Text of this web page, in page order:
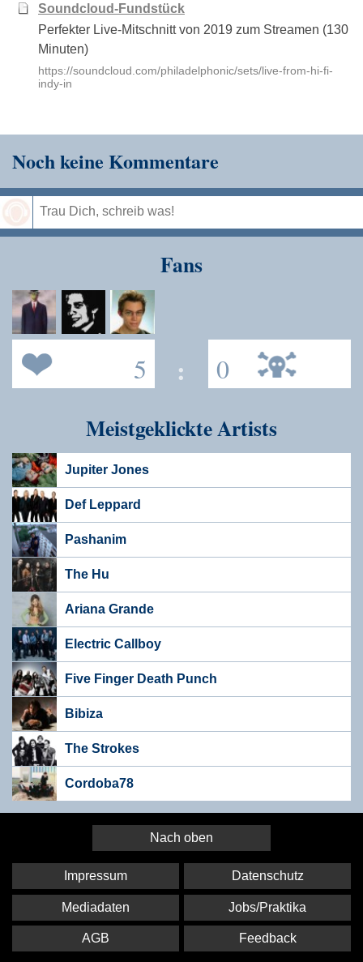
Soundcloud-Fundstück
Perfekter Live-Mitschnitt von 2019 zum Streamen (130
Minuten)
https://soundcloud.com/philadelphonic/sets/live-from-hi-fi-
indy-in
Noch keine Kommentare
Fans
5 : 0
Meistgeklickte Artists
Jupiter Jones
Def Leppard
Pashanim
The Hu
Ariana Grande
Electric Callboy
Five Finger Death Punch
Bibiza
The Strokes
Cordoba78
Nach oben
Impressum Datenschutz
Mediadaten Jobs/Praktika
AGB Feedback